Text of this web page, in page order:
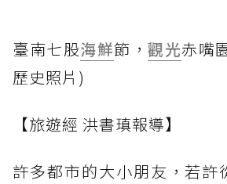
臺南七股海鮮節，觀光赤嘴
歷史照片)
【旅遊經 洪書瑱報導】
許多都市的大小朋友，若許